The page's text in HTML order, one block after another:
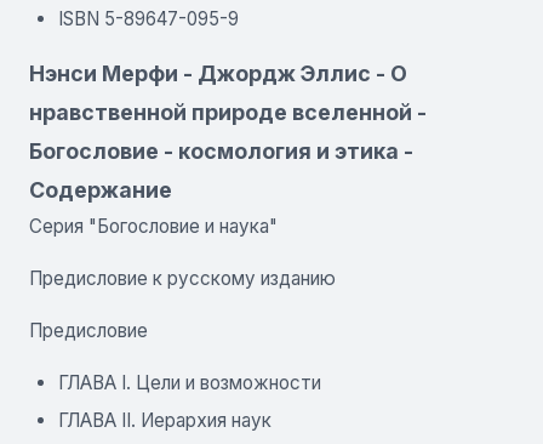
ISBN 5-89647-095-9
Нэнси Мерфи - Джордж Эллис - О
нравственной природе вселенной -
Богословие - космология и этика -
Содержание
Серия "Богословие и наука"
Предисловие к русскому изданию
Предисловие
ГЛАВА I. Цели и возможности
ГЛАВА II. Иерархия наук